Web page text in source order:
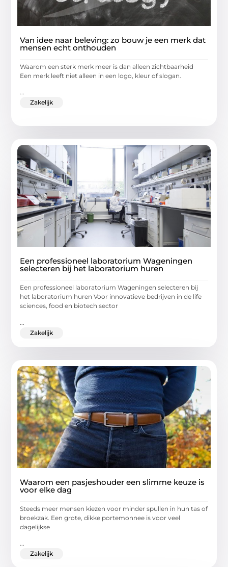
Van idee naar beleving: zo bouw je een merk dat
mensen echt onthouden
Waarom een sterk merk meer is dan alleen zichtbaarheid
Een merk leeft niet alleen in een logo, kleur of slogan.
...
Zakelijk
Een professioneel laboratorium Wageningen
selecteren bij het laboratorium huren
Een professioneel laboratorium Wageningen selecteren bij
het laboratorium huren Voor innovatieve bedrijven in de life
sciences, food en biotech sector
Zakelijk
Waarom een pasjeshouder een slimme keuze is
voor elke dag
Steeds meer mensen kiezen voor minder spullen in hun tas of
broekzak. Een grote, dikke portemonnee is voor veel
dagelijkse
Zakelijk